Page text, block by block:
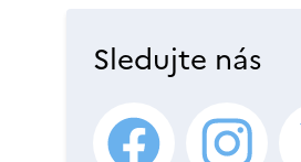
Sledujte nás